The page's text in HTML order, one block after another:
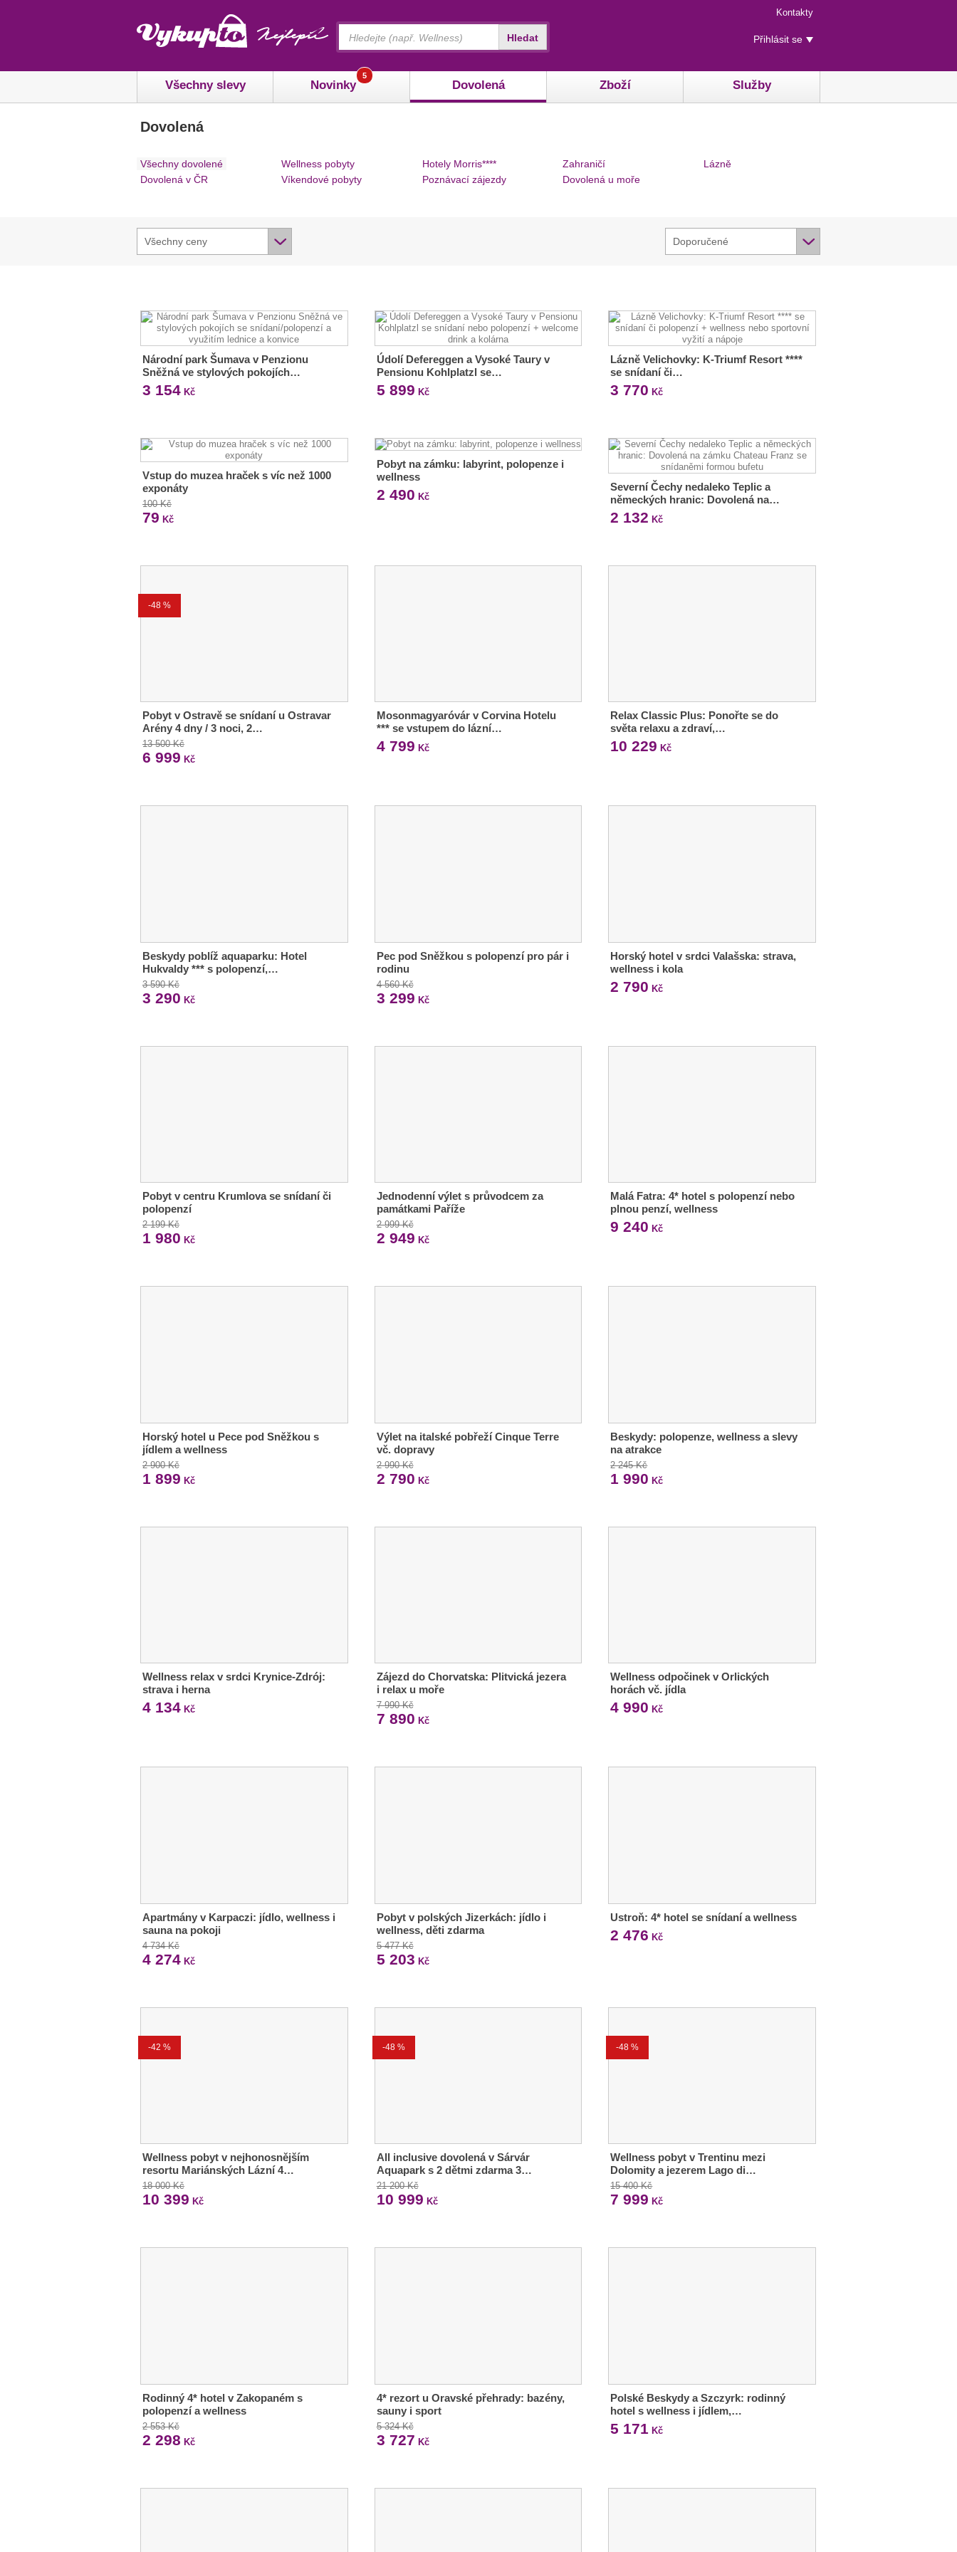
Menu
rychlého
přístupu
Kontakty
Uživatelské
menu
Přihlásit se
Všechny slevy Novinky
5
Dovolená Zboží Služby
Hledat
Dovolená
Všechny dovolené
Dovolená v ČR
Wellness pobyty
Víkendové pobyty
Hotely Morris****
Poznávací zájezdy
Zahraničí
Dovolená u moře
Lázně
Všechny ceny Doporučené
Národní park Šumava v Penzionu
Sněžná ve stylových pokojích…
3 154 Kč
Údolí Defereggen a Vysoké Taury v
Pensionu Kohlplatzl se…
5 899 Kč
Lázně Velichovky: K-Triumf Resort ****
se snídaní či…
3 770 Kč
Vstup do muzea hraček s víc než 1000
exponáty
100 Kč
79 Kč
Pobyt na zámku: labyrint, polopenze i
wellness
2 490 Kč
Severní Čechy nedaleko Teplic a
německých hranic: Dovolená na…
2 132 Kč
-48 %
Pobyt v Ostravě se snídaní u Ostravar
Arény 4 dny / 3 noci, 2…
13 500 Kč
6 999 Kč
Mosonmagyaróvár v Corvina Hotelu
*** se vstupem do lázní…
4 799 Kč
Relax Classic Plus: Ponořte se do
světa relaxu a zdraví,…
10 229 Kč
Beskydy poblíž aquaparku: Hotel
Hukvaldy *** s polopenzí,…
3 590 Kč
3 290 Kč
Pec pod Sněžkou s polopenzí pro pár i
rodinu
4 560 Kč
3 299 Kč
Horský hotel v srdci Valašska: strava,
wellness i kola
2 790 Kč
Pobyt v centru Krumlova se snídaní či
polopenzí
2 199 Kč
1 980 Kč
Jednodenní výlet s průvodcem za
památkami Paříže
2 999 Kč
2 949 Kč
Malá Fatra: 4* hotel s polopenzí nebo
plnou penzí, wellness
9 240 Kč
Horský hotel u Pece pod Sněžkou s
jídlem a wellness
2 900 Kč
1 899 Kč
Výlet na italské pobřeží Cinque Terre
vč. dopravy
2 990 Kč
2 790 Kč
Beskydy: polopenze, wellness a slevy
na atrakce
2 245 Kč
1 990 Kč
Wellness relax v srdci Krynice-Zdrój:
strava i herna
4 134 Kč
Zájezd do Chorvatska: Plitvická jezera
i relax u moře
7 990 Kč
7 890 Kč
Wellness odpočinek v Orlických
horách vč. jídla
4 990 Kč
Apartmány v Karpaczi: jídlo, wellness i
sauna na pokoji
4 734 Kč
4 274 Kč
Pobyt v polských Jizerkách: jídlo i
wellness, děti zdarma
5 477 Kč
5 203 Kč
Ustroň: 4* hotel se snídaní a wellness
2 476 Kč
-42 %
Wellness pobyt v nejhonosnějším
resortu Mariánských Lázní 4…
18 000 Kč
10 399 Kč
-48 %
All inclusive dovolená v Sárvár
Aquapark s 2 dětmi zdarma 3…
21 200 Kč
10 999 Kč
-48 %
Wellness pobyt v Trentinu mezi
Dolomity a jezerem Lago di…
15 400 Kč
7 999 Kč
Rodinný 4* hotel v Zakopaném s
polopenzí a wellness
2 553 Kč
2 298 Kč
4* rezort u Oravské přehrady: bazény,
sauny i sport
5 324 Kč
3 727 Kč
Polské Beskydy a Szczyrk: rodinný
hotel s wellness i jídlem,…
5 171 Kč